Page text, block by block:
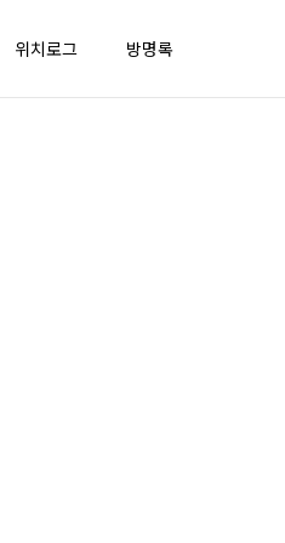
위치로그 방명록